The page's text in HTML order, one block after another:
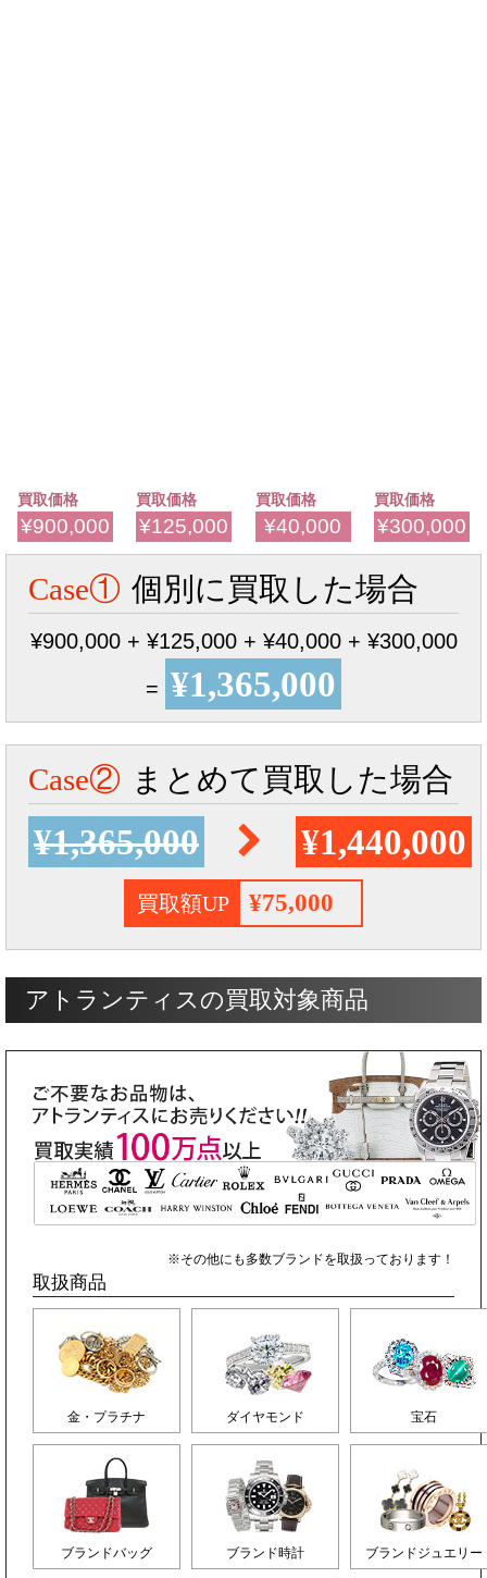
買取価格
¥900,000
買取価格
¥125,000
買取価格
¥40,000
買取価格
¥300,000
Case① 個別に買取した場合
¥900,000 + ¥125,000 + ¥40,000 + ¥300,000
= ¥1,365,000
Case② まとめて買取した場合
¥1,365,000 ¥1,440,000
買取額UP ¥75,000
アトランティスの買取対象商品
※その他にも多数ブランドを取扱っております！
取扱商品
金・プラチナ ダイヤモンド 宝石
ブランドバッグ ブランド時計 ブランドジュエリー